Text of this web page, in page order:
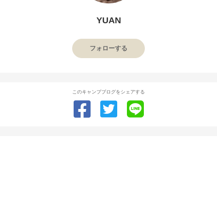
YUAN
フォローする
このキャンプブログをシェアする